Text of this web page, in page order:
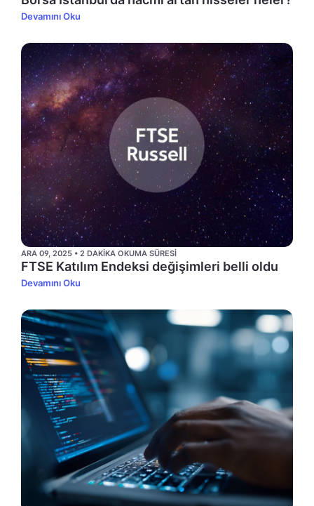
Devamını Oku
ARA 09, 2025 • 2 DAKIKA OKUMA SÜRESI
FTSE Katılım Endeksi değişimleri belli oldu
Devamını Oku